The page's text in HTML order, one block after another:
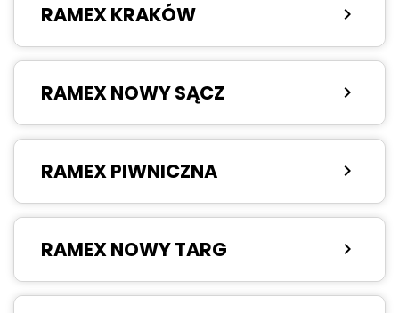
RAMEX KRAKÓW chevron_right
RAMEX NOWY SĄCZ chevron_right
RAMEX PIWNICZNA chevron_right
RAMEX NOWY TARG chevron_right